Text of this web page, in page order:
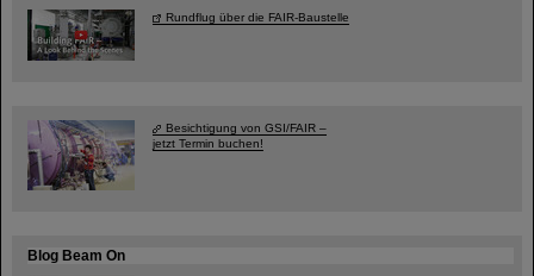
Rundflug über die FAIR-Baustelle
Besichtigung von GSI/FAIR –
jetzt Termin buchen!
Blog Beam On